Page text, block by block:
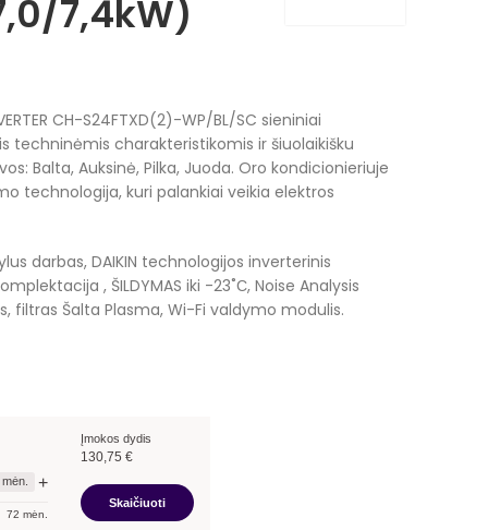
7,4kW)
CH-S24FTXD(2)-WP/BL/SC sieniniai
techninėmis charakteristikomis ir šiuolaikišku
Balta, Auksinė, Pilka, Juoda. Oro kondicionieriuje
technologija, kuri palankiai veikia elektros
darbas, DAIKIN technologijos inverterinis
, ŠILDYMAS iki -23˚С, Noise Analysis
Šalta Plasma, Wi-Fi valdymo modulis.
mėn. +
72 mėn.
Įmokos dydis
130,75 €
Skaičiuoti